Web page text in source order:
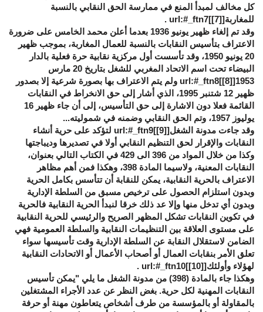
كل مخالف لمبدأ المنع في ممارسة الحق النقابي بالنسبة
للمغاربة[[7]
]url:#_ftn7 .
وقد تم إلغاء ظهير يونيو 1936 بعدما أعلن محمد الخامس على ضرورة
الاعتراف بتأسيس النقابات بالنسبة للعمال المغاربة، بموجب ظهير
20 يونيو 1950، وقد تأسست أول مركزية نقابية حرة فعلية بالدار
البيضاء تحت اسم الاتحاد المغربي للشغل بتاريخ 20 مارس
1953[
[8]
]url:#_ftn8 ولم يتم الاعتراف بها بصورة شرعية إلا بصدور
ظهير 12 شتنبر 1995، الذي أشار إلى حق الانخراط في النقابات
القائمة فعلا دون الاشارة إلى حق التأسيس، إلى أن جاء ظهير 16
يوليوز 1957، وتم الحق النقابي وضمنه في شموليته...
وقد جاءت مدونة الشغل[[9]
]url:#_ftn9 لتؤكد على حرية أنشاء
النقابات والإقرار لحق التنظيم النقابي أولا في تصديرها وديباجتها
وكذا من خلال المواد من 396 الى 429 في الكتاب التالي بعنوان،
النقابات المعنية، ولاسيما المادة 398، وهكذا فمن أهم مظاهر
الاعتراف بالحرية النقابية، يمكن للنقابة أن تتأسس بكامل الحرية
وبدون استلزام الحصول على ترخيص مسبق من السلطة الإدارية
وبدون أي تدخل منها وإلا عد ذلك خرقا لنبدأ الحرية النقابية فالحرية
في تكوين النقابات تشكل المظهر الصريح والرئيسي للحرية النقابية
على مستوى العلاقة بين التنظيمات النقابية والسلطة العمومية فهي
الضامن لاستقلال النقابة عن السلطة الإدارية وقت تأسيسها سواء
تعلق الأمر بنقابات العمال أو أصحاب الأعمال أو الاتحادات النقابية
لهؤلاء وأولئك[[10]
]url:#_ftn10 .
وهكذا جاء بالمادة (398) من مدونة الشغل ما يلي "يمكن تأسيس
النقابات المهنية لكل حرية. بغض النظر عن عدد الأجراء المشتغلين
بالمقاولة أو بالمؤسسة من طرف أشخاص يتعاطون مهنة أو حرفة